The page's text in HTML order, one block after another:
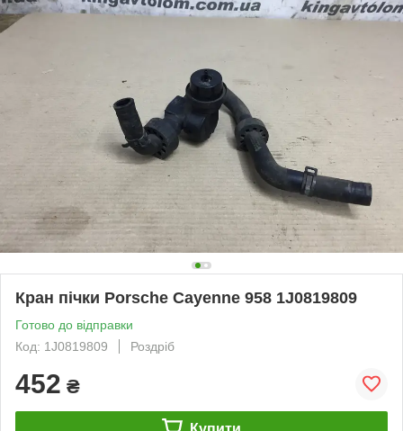
Кран пічки Porsche Cayenne 958 1J0819809
Готово до відправки
Код: 1J0819809
Роздріб
452 ₴